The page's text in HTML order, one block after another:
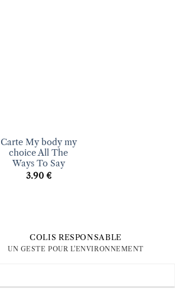
Carte My body my
choice All The
Ways To Say
3.90 €
COLIS RESPONSABLE
UN GESTE POUR L'ENVIRONNEMENT